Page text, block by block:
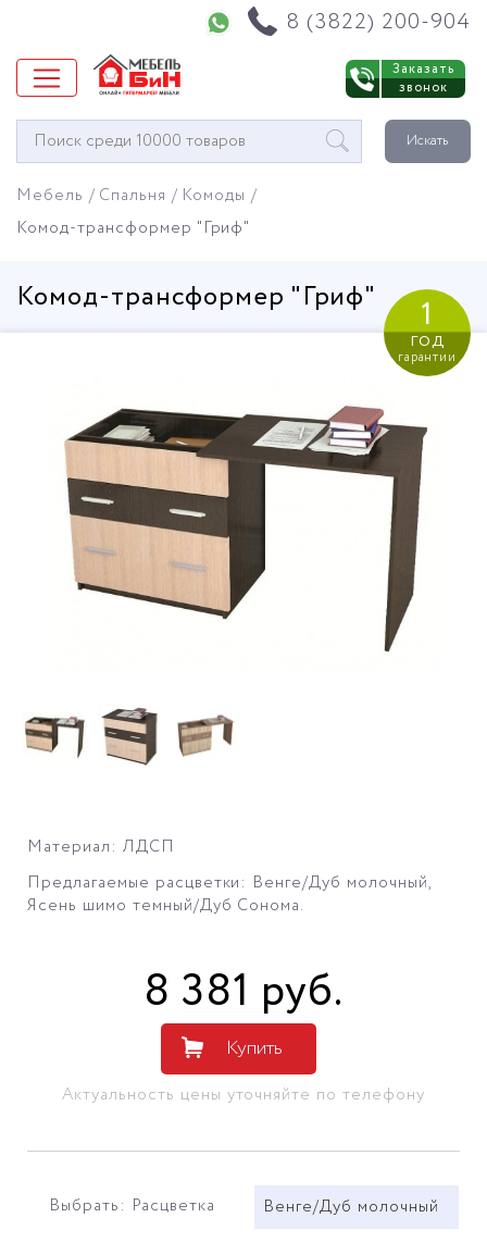
8 (3822) 200-904
Заказать
звонок
Окно
поиска
Искать
Мебель Спальня
Комоды
Комод-трансформер "Гриф"
Комод-трансформер "Гриф" 1
год
гарантии
Материал: ЛДСП
Предлагаемые расцветки: Венге/Дуб молочный,
Ясень шимо темный/Дуб Сонома.
8 381 руб.
Купить
Актуальность цены уточняйте по телефону
Выбрать: Расцветка Венге/Дуб молочный